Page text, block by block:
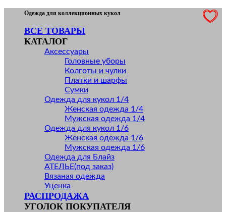
content
Одежда для коллекционных кукол
ВСЕ ТОВАРЫ
КАТАЛОГ
Аксессуары
Головные уборы
Колготы и чулки
Платки и шарфы
Сумки
Одежда для кукол 1/4
Женская одежда 1/4
Мужская одежда 1/4
Одежда для кукол 1/6
Женская одежда 1/6
Мужская одежда 1/6
Одежда для Блайз
АТЕЛЬЕ(под заказ)
Вязаная одежда
Уценка
РАСПРОДАЖА
УГОЛОК ПОКУПАТЕЛЯ